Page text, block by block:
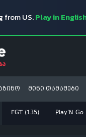
from US.Play in
მინი თამაშები
EGT (135) Play'N Go